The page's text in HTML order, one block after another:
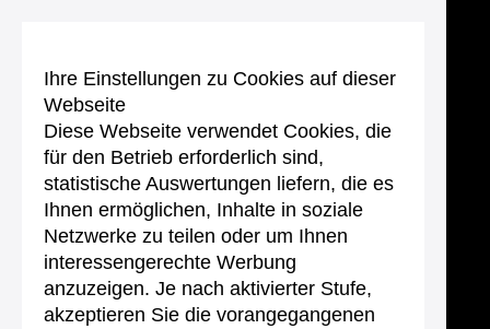
Ihre Einstellungen zu Cookies auf dieser
Webseite
Diese Webseite verwendet Cookies, die
für den Betrieb erforderlich sind,
statistische Auswertungen liefern, die es
Ihnen ermöglichen, Inhalte in soziale
Netzwerke zu teilen oder um Ihnen
interessengerechte Werbung
anzuzeigen. Je nach aktivierter Stufe,
akzeptieren Sie die vorangegangenen